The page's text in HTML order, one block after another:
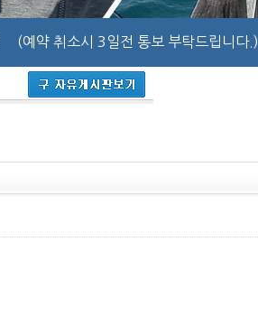
(예약 취소시 3일전 통보 부탁드립니다.)